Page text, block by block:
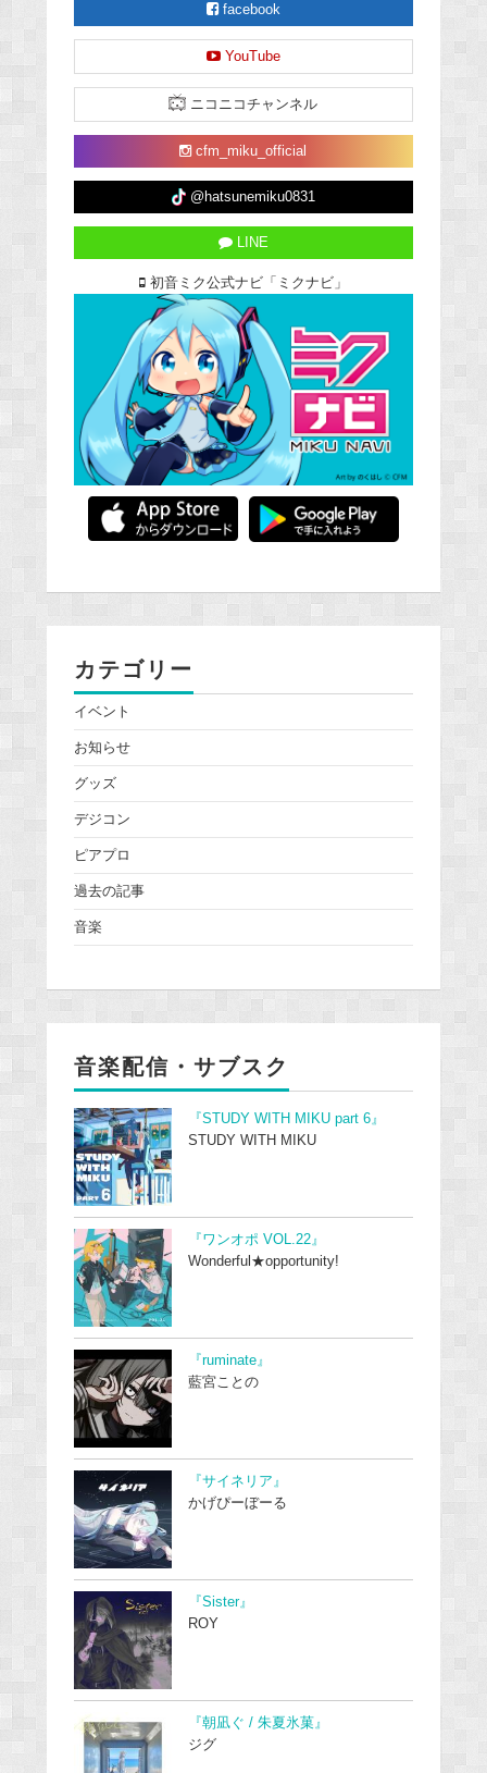
facebook
YouTube
ニコニコチャンネル
cfm_miku_official
@hatsunemiku0831
LINE
初音ミク公式ナビ「ミクナビ」
カテゴリー
イベント
お知らせ
グッズ
デジコン
ピアプロ
過去の記事
音楽
音楽配信・サブスク
『STUDY WITH MIKU part 6』
STUDY WITH MIKU
『ワンオポ VOL.22』
Wonderful★opportunity!
『ruminate』
藍宮ことの
『サイネリア』
かげぴーぼーる
『Sister』
ROY
『朝凪ぐ / 朱夏氷菓』
ジグ